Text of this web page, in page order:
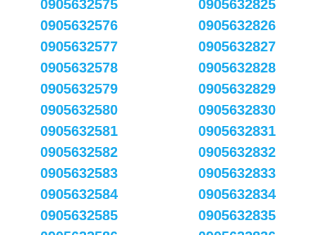
0905632575
0905632576
0905632577
0905632578
0905632579
0905632580
0905632581
0905632582
0905632583
0905632584
0905632585
0905632825
0905632826
0905632827
0905632828
0905632829
0905632830
0905632831
0905632832
0905632833
0905632834
0905632835